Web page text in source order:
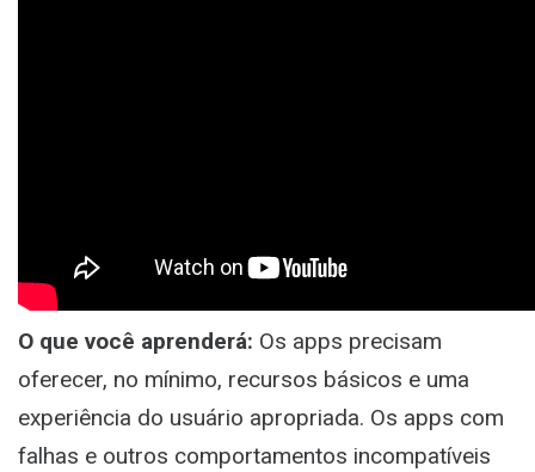
O que você aprenderá: Os apps precisam
oferecer, no mínimo, recursos básicos e uma
experiência do usuário apropriada. Os apps com
falhas e outros comportamentos incompatíveis